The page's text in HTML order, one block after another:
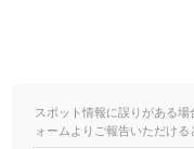
スポット情報に誤りがある
ォームよりご報告いただける